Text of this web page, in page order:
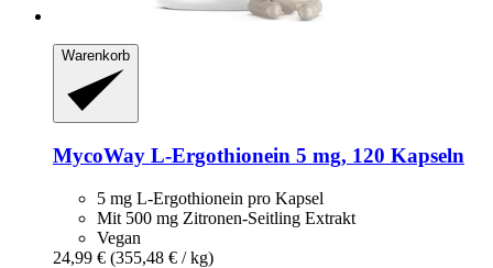
Warenkorb
MycoWay L-​Ergothionein 5 mg, 120 Kapseln
5 mg L-Ergothionein pro Kapsel
Mit 500 mg Zitronen-Seitling Extrakt
Vegan
24,99 € (355,48 € / kg)